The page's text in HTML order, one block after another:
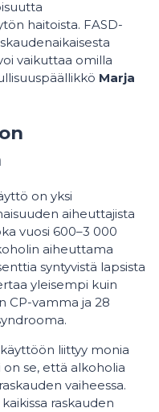
haitoista. FASD-
vaikuttaa omilla
Marja
on yksi
aiheuttajista
vuosi 600–3 000
aiheuttama
syntyvistä lapsista
yleisempi kuin
CP-vamma ja 28
liittyy monia
on se, että alkoholia
vaiheessa.
raskauden